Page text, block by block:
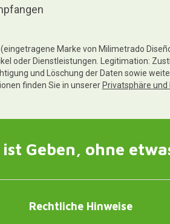
Marke von Milimetrado
oder Dienstleistungen. Legitimation:
und Löschung der Daten sowie
finden Sie in unserer Privatsphäre
ist Geben, ohne
Rechtliche Hinweise